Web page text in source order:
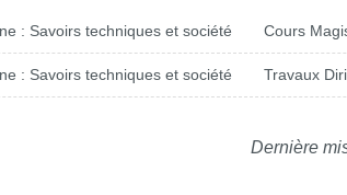
: Savoirs techniques et société Cours
: Savoirs techniques et société Travaux
Dernière